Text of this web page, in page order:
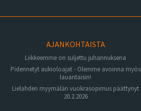
AJANKOHTAISTA
Liikkeemme on suljettu juhannuksena
Pidennetyt aukioloajat - Olemme avoinna myös
lauantaisin!
Lielahden myymälän vuokrasopimus päättynyt
20.2.2026